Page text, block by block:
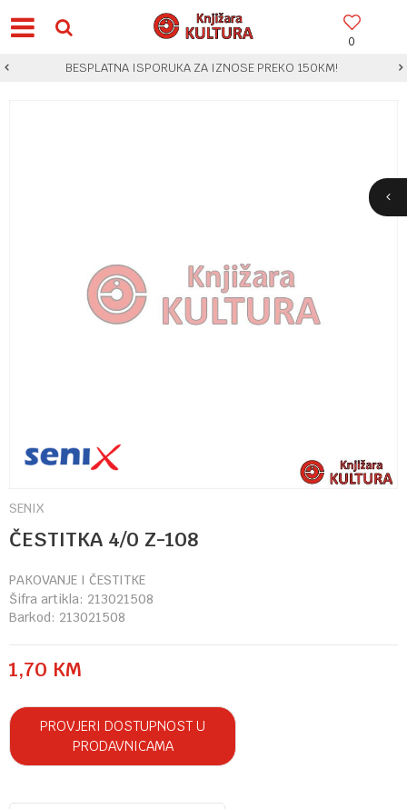
0
BESPLATNA ISPORUKA ZA IZNOSE PREKO 150KM!
SENIX
ČESTITKA 4/0 Z-108
PAKOVANJE I ČESTITKE
Šifra artikla: 213021508
Barkod: 213021508
1,70 KM
PROVJERI DOSTUPNOST U
PRODAVNICAMA